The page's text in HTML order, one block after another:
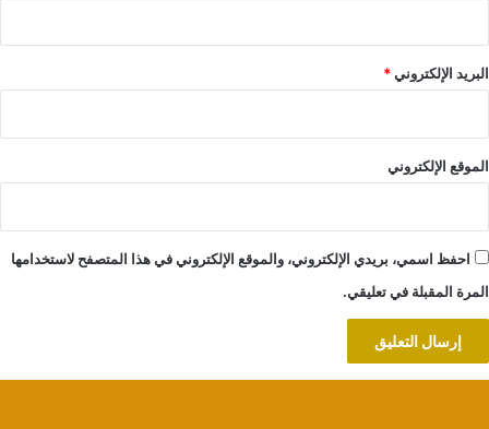
البريد الإلكتروني*
الموقع الإلكتروني
احفظ اسمي، بريدي الإلكتروني، والموقع الإلكتروني في هذا المتصفح لاستخدامها
المرة المقبلة في تعليقي.